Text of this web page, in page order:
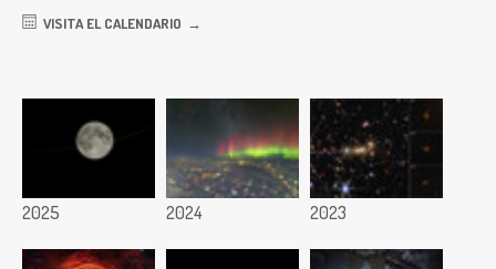
VISITA EL CALENDARIO
2025 2024 2023